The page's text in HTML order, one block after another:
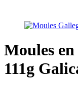
Moules en
111g